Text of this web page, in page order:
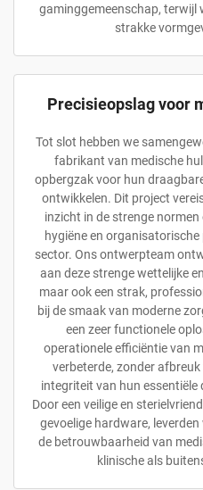
gaminggemeenschap, terwijl
strakke
Precisieopslag voor
Tot slot hebben we
fabrikant van medische
opbergzak voor hun
ontwikkelen. Dit project
inzicht in de strenge
hygiëne en
sector. Ons ontwerpteam
aan deze strenge wettelijke
maar ook een strak,
bij de smaak van moderne
een zeer functionele
operationele efficiëntie van
verbeterde, zonder
integriteit van hun
Door een veilige en
gevoelige hardware,
de betrouwbaarheid van
klinische als